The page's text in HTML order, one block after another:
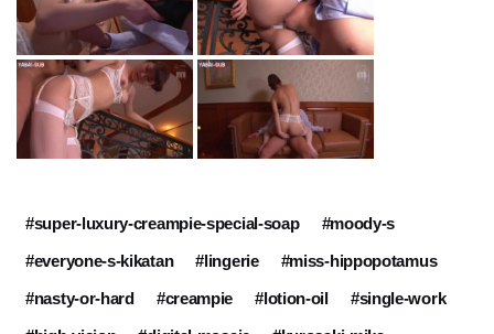
#super-luxury-creampie-special-soap
#moody-s
#everyone-s-kikatan
#lingerie
#miss-hippopotamus
#nasty-or-hard
#creampie #lotion-oil
#single-work